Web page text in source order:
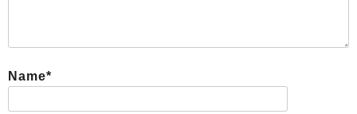
Name*